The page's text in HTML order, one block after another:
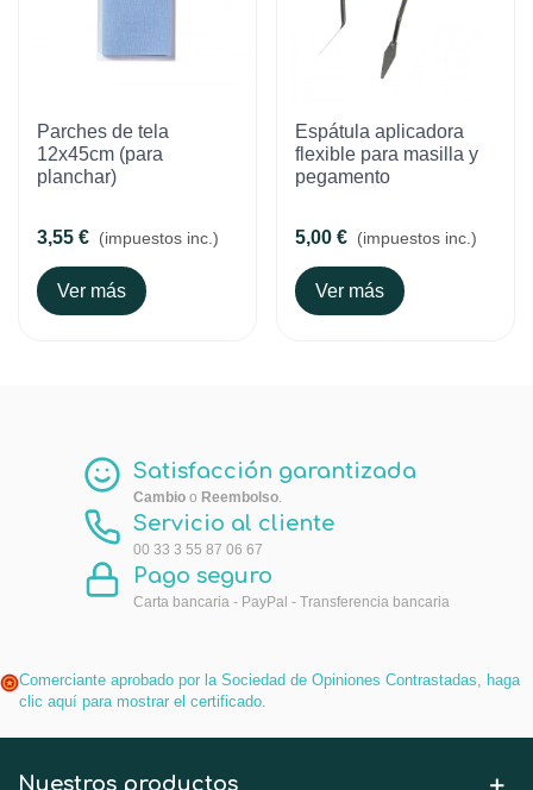
Parches de tela
12x45cm (para
planchar)
3,55 € (impuestos inc.)
Ver más
Espátula aplicadora
flexible para masilla y
pegamento
5,00 € (impuestos inc.)
Ver más
Satisfacción garantizada
Cambio o Reembolso.
Servicio al cliente
00 33 3 55 87 06 67
Pago seguro
Carta bancaria - PayPal - Transferencia bancaria
Comerciante aprobado por la Sociedad de Opiniones Contrastadas, haga
clic aquí para mostrar el certificado.
Nuestros productos